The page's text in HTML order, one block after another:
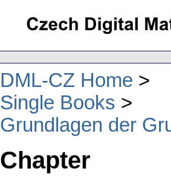
DML-CZ Home
Single Books
Grundlagen der
Chapter